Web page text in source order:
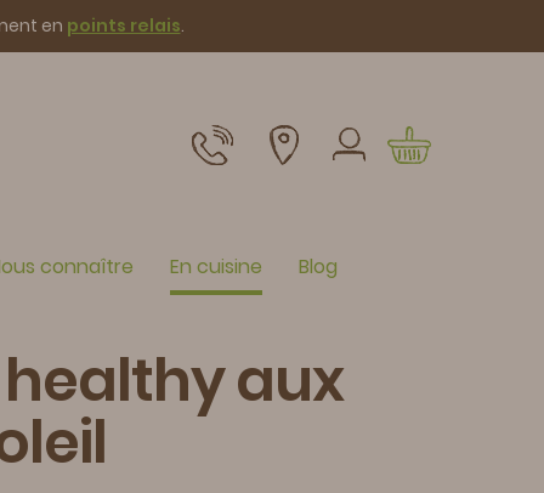
en points relais.
connaître En cuisine Blog
aux